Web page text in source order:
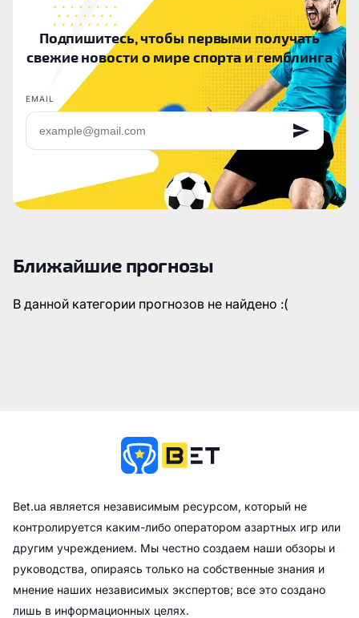
Подпишитесь, чтобы первыми получать
свежие новости о мире спорта и гемблинга
EMAIL
Ближайшие прогнозы
В данной категории прогнозов не найдено :(
Bet.ua является независимым ресурсом, который не
контролируется каким-либо оператором азартных игр или
другим учреждением. Мы честно создаем наши обзоры и
руководства, опираясь только на собственные знания и
мнение наших независимых экспертов; все это создано
лишь в информационных целях.